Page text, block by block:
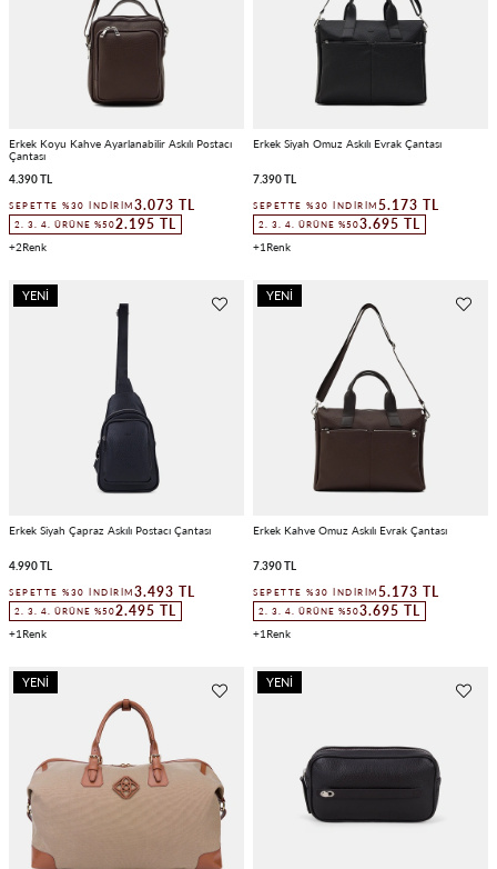
Erkek Koyu Kahve Ayarlanabilir Askılı Postacı
Çantası
4.390 TL
SEPETTE %30 İNDIRIM 3.073 TL
2. 3. 4. ÜRÜNE %502.195 TL
2
Erkek Siyah Omuz Askılı Evrak Çantası
7.390 TL
SEPETTE %30 İNDIRIM 5.173 TL
2. 3. 4. ÜRÜNE %503.695 TL
1
Erkek Siyah Çapraz Askılı Postacı Çantası
4.990 TL
SEPETTE %30 İNDIRIM 3.493 TL
2. 3. 4. ÜRÜNE %502.495 TL
YENI
1
Erkek Kahve Omuz Askılı Evrak Çantası
7.390 TL
SEPETTE %30 İNDIRIM 5.173 TL
2. 3. 4. ÜRÜNE %503.695 TL
YENI
1
YENI
YENI